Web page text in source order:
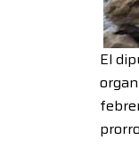
El